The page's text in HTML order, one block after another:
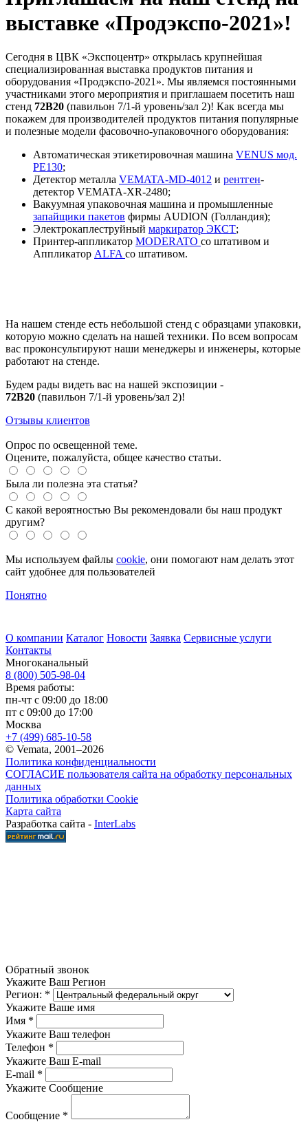
выставке «Продэкспо-2021»!
Сегодня в ЦВК «Экспоцентр» открылась крупнейшая
специализированная выставка продуктов питания и
оборудования «Продэкспо-2021». Мы являемся постоянными
участниками этого мероприятия и приглашаем посетить наш
стенд 72B20 (павильон 7/1-й уровень/зал 2)! Как всегда мы
покажем для производителей продуктов питания популярные
и полезные модели фасовочно-упаковочного оборудования:
Автоматическая этикетировочная машина VENUS мод.
PE130;
Детектор металла VEMATA-MD-4012 и рентген-
детектор VEMATA-XR-2480;
Вакуумная упаковочная машина и промышленные
запайщики пакетов фирмы AUDION (Голландия);
Электрокаплеструйный маркиратор ЭКСТ;
Принтер-аппликатор MODERATO со штативом и
Аппликатор ALFA со штативом.
На нашем стенде есть небольшой стенд с образцами упаковки,
которую можно сделать на нашей техники. По всем вопросам
вас проконсультируют наши менеджеры и инженеры, которые
работают на стенде.
Будем рады видеть вас на нашей экспозиции -
72B20 (павильон 7/1-й уровень/зал 2)!
Отзывы клиентов
Опрос по освещенной теме.
Оцените, пожалуйста, общее качество статьи.
Была ли полезна эта статья?
С какой вероятностью Вы рекомендовали бы наш продукт
другим?
Мы используем файлы cookie, они помогают нам делать этот
сайт удобнее для пользователей
Понятно
О компании Каталог Новости Заявка Сервисные услуги
Контакты
Многоканальный
8 (800) 505-98-04
Время работы:
пн-чт с 09:00 до 18:00
пт с 09:00 до 17:00
Москва
+7 (499) 685-10-58
© Vemata, 2001–2026
Политика конфиденциальности
СОГЛАСИЕ пользователя сайта на обработку персональных
данных
Политика обработки Cookie
Карта сайта
Разработка сайта - InterLabs
Обратный звонок
Укажите Ваш Регион
Регион: *
Укажите Ваше имя
Имя *
Укажите Ваш телефон
Телефон *
Укажите Ваш E-mail
E-mail *
Укажите Сообщение
Сообщение *